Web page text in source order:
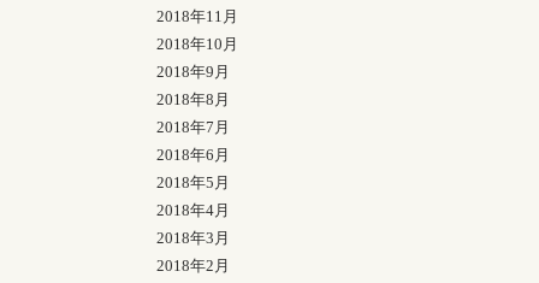
2018年11月
2018年10月
2018年9月
2018年8月
2018年7月
2018年6月
2018年5月
2018年4月
2018年3月
2018年2月